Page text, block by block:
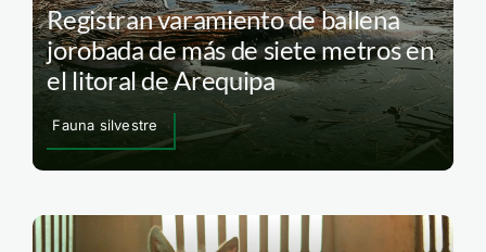
Registran varamiento de ballena
jorobada de más de siete metros en
el litoral de Arequipa
Fauna silvestre